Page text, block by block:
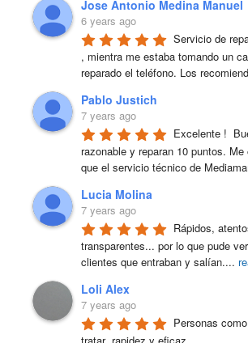
Jose Antonio Medina Manuel
6 years ago
Servicio de
, mientra me estaba tomando un
reparado el teléfono. Los
Pablo Justich
7 years ago
Excelente !
razonable y reparan 10 puntos.
que el servicio técnico de
Lucia Molina
7 years ago
Rápidos,
transparentes... por lo que pude
clientes que entraban y salían....
Loli Alex
7 years ago
Personas
tratar ,rapidez y eficaz